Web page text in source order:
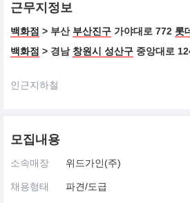
근무지정보
백화점 > 부산 부산진구 가야대로 772 롯
백화점 > 경남 창원시 성산구 중앙대로
인근지하철
모집내용
소속매장 위드가인(주)
채용형태 파견/도급